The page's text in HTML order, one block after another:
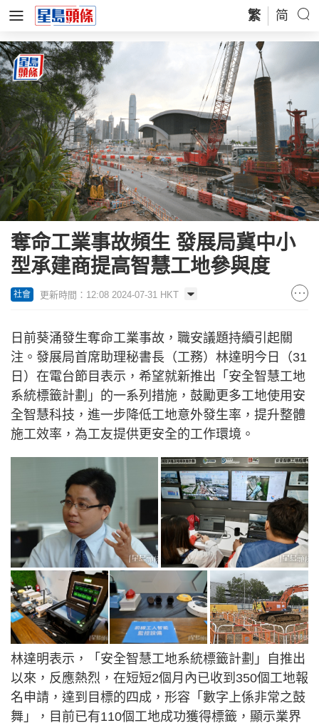
繁 简
奪命工業事故頻生 發展局冀中小
型承建商提高智慧工地參與度
社會 更新時間：12:08 2024-07-31 HKT
日前葵涌發生奪命工業事故，職安議題持續引起關
注。發展局首席助理秘書長（工務）林達明今日（31
日）在電台節目表示，希望就新推出「安全智慧工地
系統標籤計劃」的一系列措施，鼓勵更多工地使用安
全智慧科技，進一步降低工地意外發生率，提升整體
施工效率，為工友提供更安全的工作環境。
林達明表示，「安全智慧工地系統標籤計劃」自推出
以來，反應熱烈，在短短2個月內已收到350個工地報
名申請，達到目標的四成，形容「數字上係非常之鼓
舞」，目前已有110個工地成功獲得標籤，顯示業界